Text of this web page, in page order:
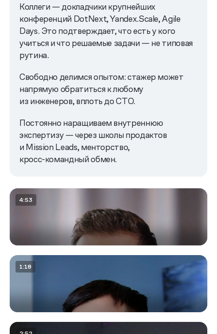
Коллеги — докладчики крупнейших
конференций DotNext, Yandex.Scale, Agile
Days. Это подтверждает, что есть у кого
учиться и что решаемые задачи — не типовая
рутина.
Свободно делимся опытом: стажер может
напрямую обратиться к любому
из инженеров, вплоть до CTO.
Постоянно наращиваем внутреннюю
экспертизу — через школы продактов
и Mission Leads, менторство,
кросс-командныйобмен.